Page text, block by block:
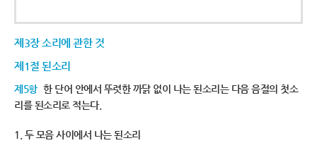
제3장 소리에 관한 것
제1절 된소리
제5항 한 단어 안에서 뚜렷한 까닭 없이 나는 된소리는 다음 음절의 첫소
리를 된소리로 적는다.
1. 두 모음 사이에서 나는 된소리